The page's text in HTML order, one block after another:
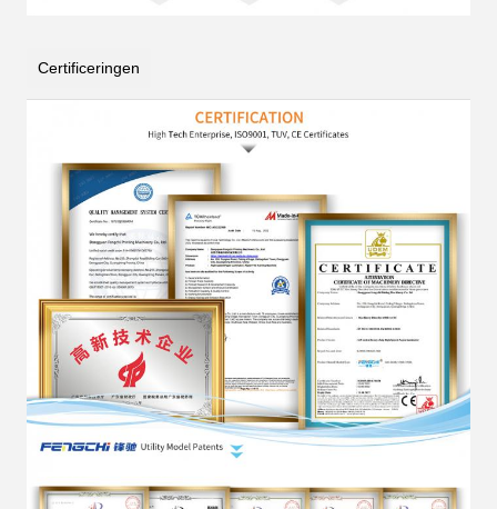
Certificeringen